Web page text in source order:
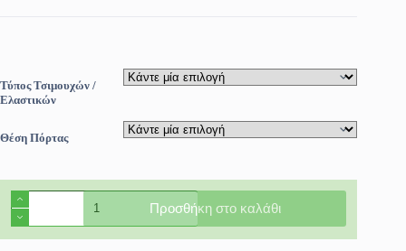
Τύπος Τσιμουχών /
Ελαστικών
Θέση Πόρτας
Λάστιχα
πόρτας
Fiat
Punto
Προσθήκη στο καλάθι